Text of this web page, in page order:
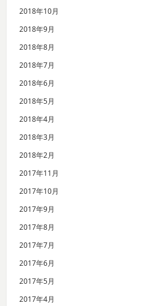
2018年10月
2018年9月
2018年8月
2018年7月
2018年6月
2018年5月
2018年4月
2018年3月
2018年2月
2017年11月
2017年10月
2017年9月
2017年8月
2017年7月
2017年6月
2017年5月
2017年4月